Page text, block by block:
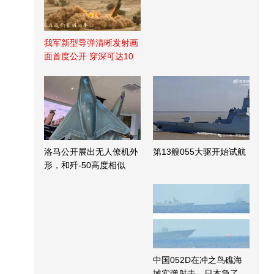
我军新型导弹清晰发射画
面首度公开 穿深可达10
洛马公开展出无人僚机外
形，和歼-50高度相似
第13艘055大驱开始试航
中国052D在冲之鸟礁海